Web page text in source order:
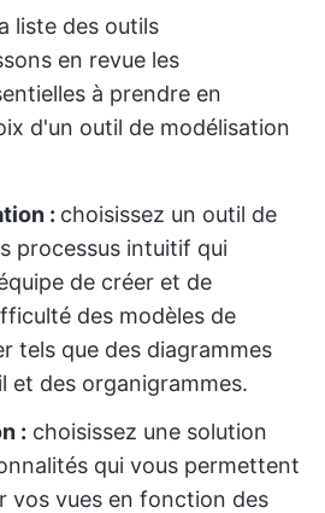
liste des outils
en revue les
à prendre en
d'un outil de modélisation
: choisissez un outil de
processus intuitif qui
de créer et de
des modèles de
tels que des diagrammes
et des organigrammes.
: choisissez une solution
qui vous permettent
vos vues en fonction des